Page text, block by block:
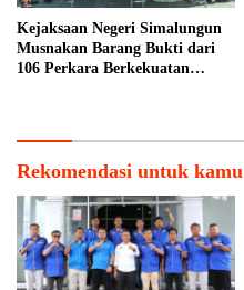
Kejaksaan Negeri Simalungun
Musnakan Barang Bukti dari
106 Perkara Berkekuatan
Rekomendasi untuk kamu